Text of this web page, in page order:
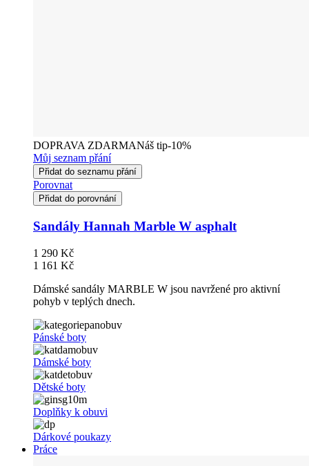
DOPRAVA ZDARMANáš tip-10%
Můj seznam přání
Přidat do seznamu přání
Porovnat
Přidat do porovnání
Sandály Hannah Marble W asphalt
1 290 Kč
1 161 Kč
Dámské sandály MARBLE W jsou navržené pro aktivní
pohyb v teplých dnech.
Pánské boty
Dámské boty
Dětské boty
Doplňky k obuvi
Dárkové poukazy
Práce